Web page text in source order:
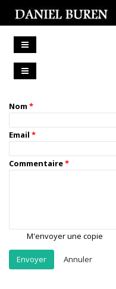
Nom
Email
Commentaire
M'envoyer une copie
Annuler